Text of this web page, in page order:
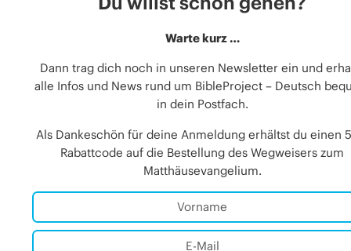
Warte kurz …
Dann trag dich noch in unseren Newsletter ein und
alle Infos und News rund um BibleProject – Deutsch
in dein Postfach.
Als Dankeschön für deine Anmeldung erhältst du einen
Rabattcode auf die Bestellung des Wegweisers zum
Matthäusevangelium.